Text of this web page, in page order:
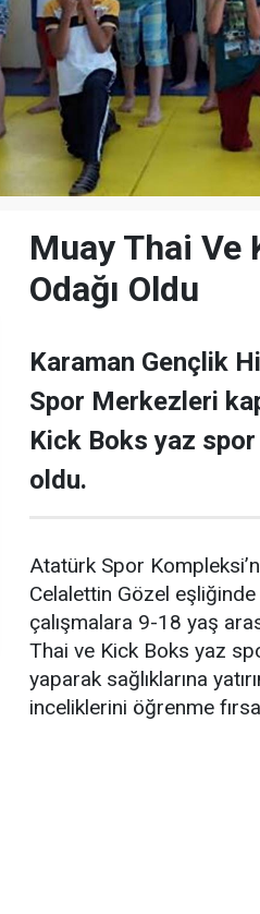
Muay Thai Ve
Odağı Oldu
Karaman Gençlik
Spor Merkezleri
Kick Boks yaz
oldu.
Atatürk Spor
Celalettin Gözel
çalışmalara 9-18 yaş
Thai ve Kick Boks yaz
yaparak sağlıklarına
inceliklerini öğrenme